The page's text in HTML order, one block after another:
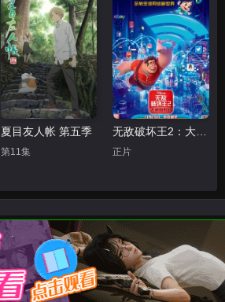
夏目友人帐 第五季
第11集 正片